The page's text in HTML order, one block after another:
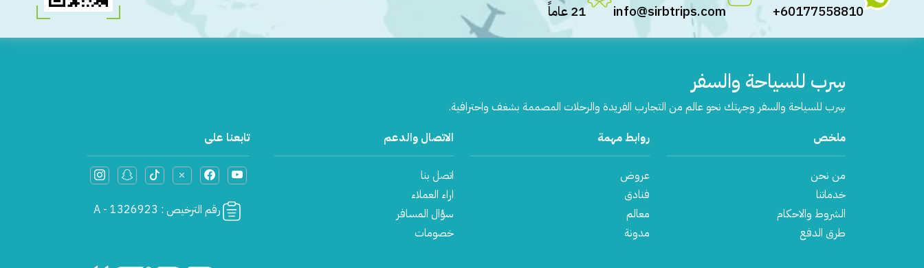
60177558810+
info@sirbtrips.com 21 عاماً
سِرب للسياحة والسفر
سِرب للسياحة والسفر وجهتك نحو عالم من التجارب الفريدة والرحلات المصممة بشغف واحترافية.
ملخص
من نحن
خدماتنا
الشروط والاحكام
طرق الدفع
روابط مهمة
عروض
فنادق
معالم
مدونة
الاتصال والدعم
اتصل بنا
اراء العملاء
سؤال المسافر
خصومات
تابعنا على
رقم الترخيص : A - 1326923